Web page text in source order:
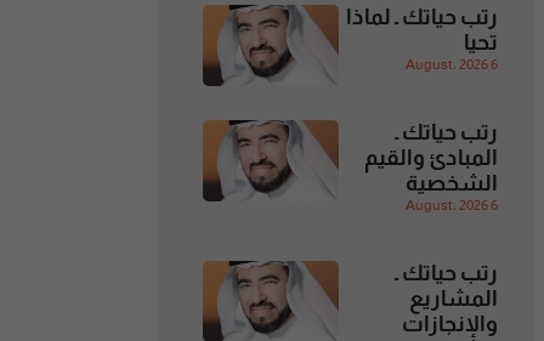
رتب حياتك ـ لماذا
تحيا
6 August، 2026
رتب حياتك ـ
المبادئ والقيم
الشخصية
6 August، 2026
رتب حياتك ـ
المشاريع
والإنجازات